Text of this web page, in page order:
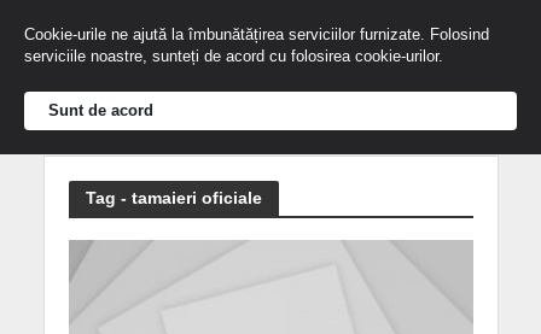
Tag - tamaieri oficiale
Cookie-urile ne ajută la îmbunătățirea serviciilor furnizate. Folosind
serviciile noastre, sunteți de acord cu folosirea cookie-urilor.
Sunt de acord